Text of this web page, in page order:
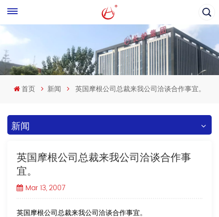
首页 新闻 英国摩根公司总裁来我公司洽谈合作事宜。
新闻
英国摩根公司总裁来我公司洽谈合作事
宜。
Mar 13, 2007
英国摩根公司总裁来我公司洽谈合作事宜。